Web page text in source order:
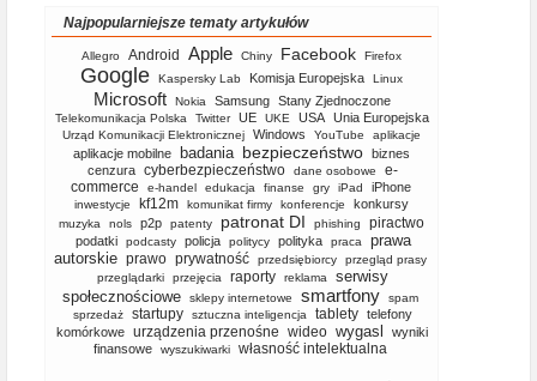
Najpopularniejsze tematy artykułów
Allegro Android Apple Chiny Facebook Firefox
Google Kaspersky Lab Komisja Europejska Linux
Microsoft Nokia Samsung Stany Zjednoczone
Telekomunikacja Polska Twitter UE UKE USA Unia Europejska
Urząd Komunikacji Elektronicznej Windows YouTube aplikacje
aplikacje mobilne badania bezpieczeństwo biznes
cenzura cyberbezpieczeństwo dane osobowe
e-
commerce
e-handel edukacja finanse gry iPad iPhone
inwestycje kf12m komunikat firmy konferencje konkursy
muzyka nols p2p patenty patronat DI phishing piractwo
podatki podcasty policja politycy polityka praca
prawa
autorskie prawo prywatność przedsiębiorcy
przegląd prasy
przeglądarki
przejęcia raporty reklama
serwisy
społecznościowe
sklepy internetowe smartfony
spam
sprzedaż
startupy sztuczna inteligencja tablety telefony
komórkowe
urządzenia przenośne wideo wygasl
wyniki
finansowe
wyszukiwarki własność intelektualna